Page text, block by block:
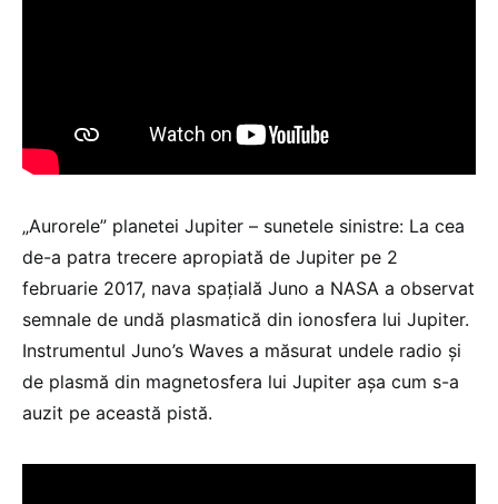
„Aurorele” planetei Jupiter – sunetele sinistre: La cea
de-a patra trecere apropiată de Jupiter pe 2
februarie 2017, nava spațială Juno a NASA a observat
semnale de undă plasmatică din ionosfera lui Jupiter.
Instrumentul Juno’s Waves a măsurat undele radio și
de plasmă din magnetosfera lui Jupiter așa cum s-a
auzit pe această pistă.